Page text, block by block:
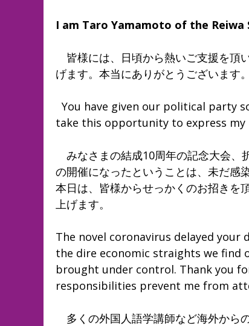
I am Taro Yamamoto of the Reiwa
皆様には、日頃から熱いご支援を頂
げます。本当にありがとうございます。
You have given our political party
take this opportunity to express
みなさまの結成10周年の記念大会、
の開催になったということは、未だ感
本日は、皆様からせっかくのお招きを
上げます。
The novel coronavirus delayed
the dire economic straights we find
brought under control. Thank you
responsibilities prevent me from
多くの外国人語学講師など海外から